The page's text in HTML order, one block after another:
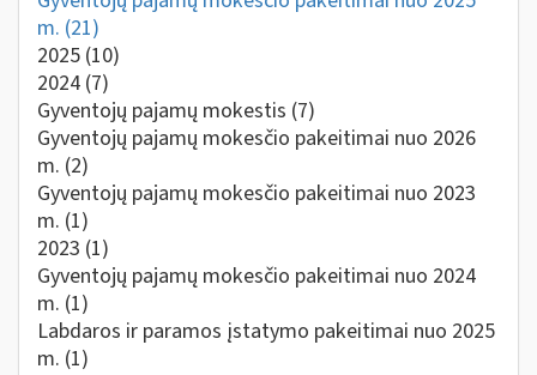
m. (21)
2025 (10)
2024 (7)
Gyventojų pajamų mokestis (7)
Gyventojų pajamų mokesčio pakeitimai nuo 2026
m. (2)
Gyventojų pajamų mokesčio pakeitimai nuo 2023
m. (1)
2023 (1)
Gyventojų pajamų mokesčio pakeitimai nuo 2024
m. (1)
Labdaros ir paramos įstatymo pakeitimai nuo 2025
m. (1)